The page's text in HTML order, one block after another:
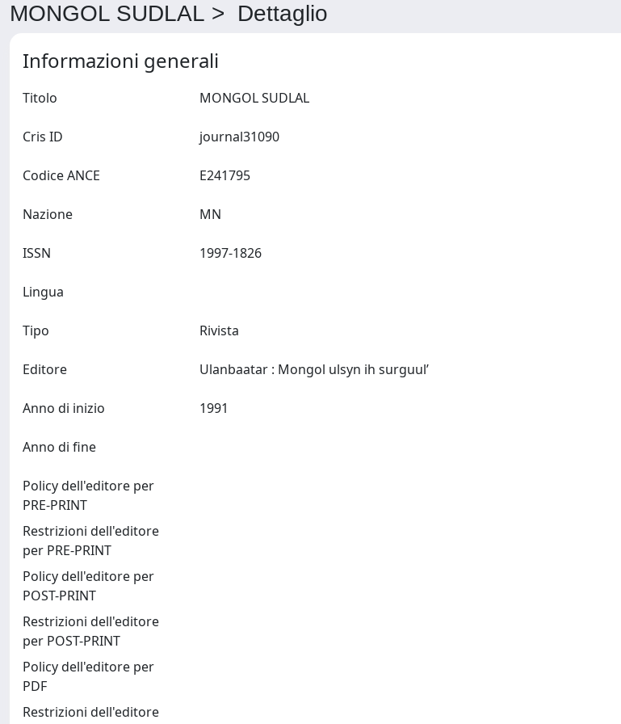
MONGOL SUDLAL > Dettaglio
Informazioni generali
Titolo
Cris ID
Codice ANCE
Nazione
ISSN
Lingua
Tipo Rivista
Editore
Anno di inizio
Anno di fine
Policy dell'editore per
PRE-PRINT
Restrizioni dell'editore
per PRE-PRINT
Policy dell'editore per
POST-PRINT
Restrizioni dell'editore
per POST-PRINT
Policy dell'editore per
PDF
Restrizioni dell'editore